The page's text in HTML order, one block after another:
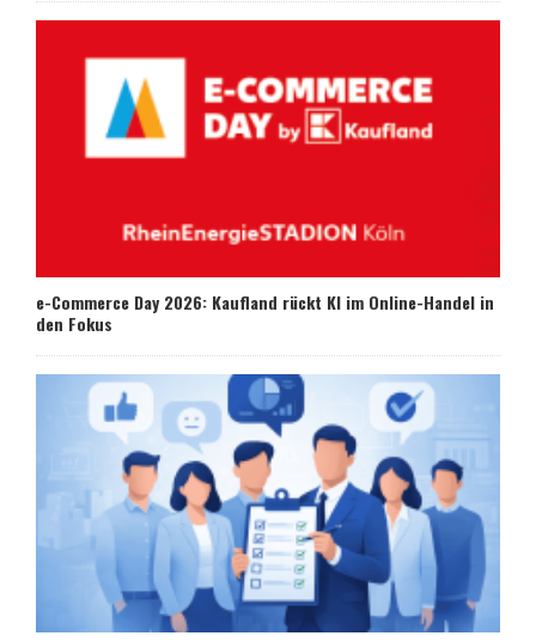
e-Commerce Day 2026: Kaufland rückt KI im Online-Handel in
den Fokus